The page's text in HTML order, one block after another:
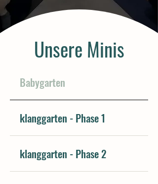
Unsere Minis
Babygarten
klanggarten - Phase 1
klanggarten - Phase 2